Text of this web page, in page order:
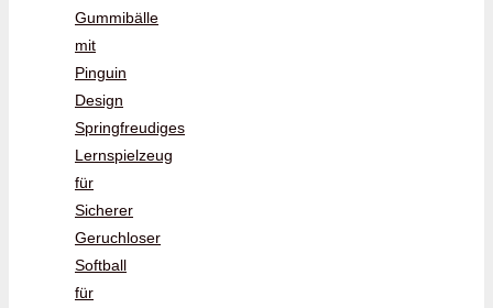
Gummibälle
mit
Pinguin
Design
Springfreudiges
Lernspielzeug
für
Sicherer
Geruchloser
Softball
für